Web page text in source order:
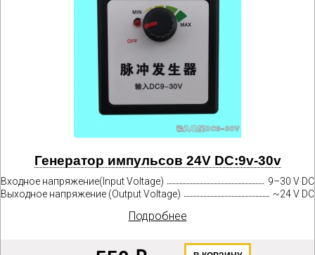
Генератор импульсов 24V DC:9v-30v
Входное напряжение(Input Voltage)
9–30 V DC
Выходное напряжение (Output Voltage)
~24 V DC
Подробнее